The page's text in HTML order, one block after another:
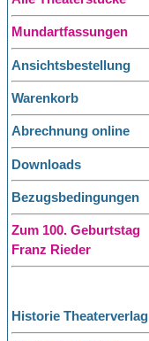
Mundartfassungen
Ansichtsbestellung
Warenkorb
Abrechnung online
Downloads
Bezugsbedingungen
Zum 100. Geburtstag
Franz Rieder
Historie Theaterverlag